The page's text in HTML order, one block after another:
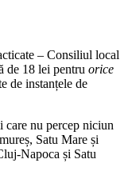
– Consiliul local
de 18 lei pentru orice
de instanțele de
nu percep niciun
Satu Mare și
Napoca și Satu